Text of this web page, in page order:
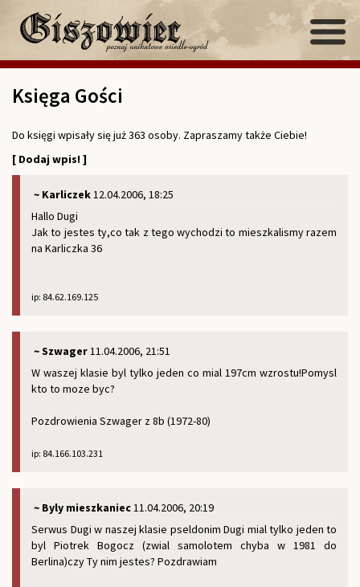
Księga Gości
Do księgi wpisały się już 363 osoby. Zapraszamy także Ciebie!
[ Dodaj wpis! ]
~ Karliczek12.04.2006, 18:25
Hallo Dugi
Jak to jestes ty,co tak z tego wychodzi to mieszkalismy razem
na Karliczka 36
ip: 84.62.169.125
~ Szwager11.04.2006, 21:51
W waszej klasie byl tylko jeden co mial 197cm wzrostu!Pomysl
kto to moze byc?
Pozdrowienia Szwager z 8b (1972-80)
ip: 84.166.103.231
~ Byly mieszkaniec11.04.2006, 20:19
Serwus Dugi w naszej klasie pseldonim Dugi mial tylko jeden to
byl Piotrek Bogocz (zwial samolotem chyba w 1981 do
Berlina)czy Ty nim jestes? Pozdrawiam